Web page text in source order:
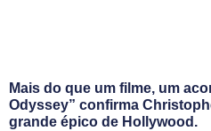
Mais do que um filme, um
Odyssey” confirma
grande épico de Hollywood.